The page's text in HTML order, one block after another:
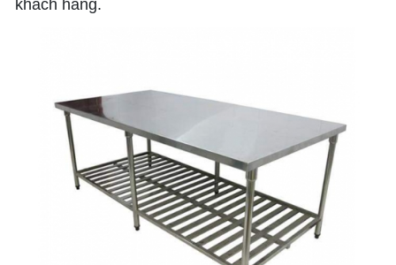
khách hàng.